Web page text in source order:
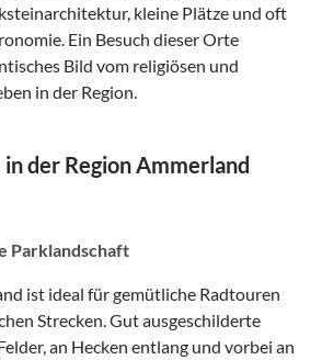
kleine Plätze und oft
Ein Besuch dieser Orte
Bild vom religiösen und
in der Region.
in der Region Ammerland
Parklandschaft
ist ideal für gemütliche Radtouren
Strecken. Gut ausgeschilderte
an Hecken entlang und vorbei an